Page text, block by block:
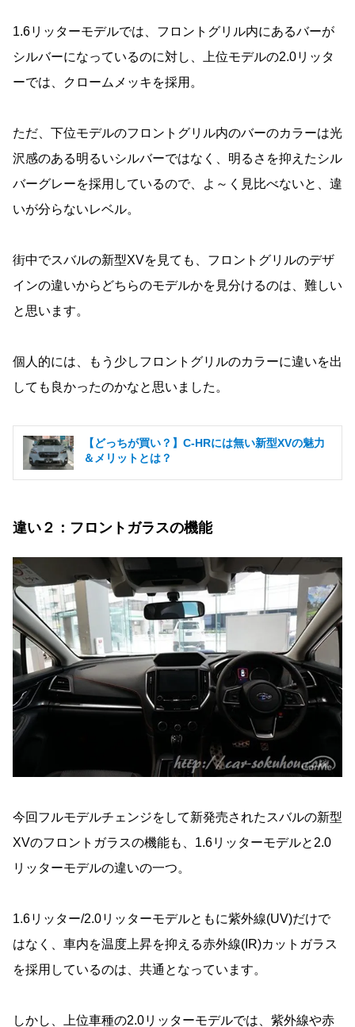
1.6リッターモデルでは、フロントグリル内にあるバーが
シルバーになっているのに対し、上位モデルの2.0リッタ
ーでは、クロームメッキを採用。
ただ、下位モデルのフロントグリル内のバーのカラーは光
沢感のある明るいシルバーではなく、明るさを抑えたシル
バーグレーを採用しているので、よ～く見比べないと、違
いが分らないレベル。
街中でスバルの新型XVを見ても、フロントグリルのデザ
インの違いからどちらのモデルかを見分けるのは、難しい
と思います。
個人的には、もう少しフロントグリルのカラーに違いを出
しても良かったのかなと思いました。
【どっちが買い？】C-HRには無い新型XVの魅力
＆メリットとは？
違い２：フロントガラスの機能
今回フルモデルチェンジをして新発売されたスバルの新型
XVのフロントガラスの機能も、1.6リッターモデルと2.0
リッターモデルの違いの一つ。
1.6リッター/2.0リッターモデルともに紫外線(UV)だけで
はなく、車内を温度上昇を抑える赤外線(IR)カットガラス
を採用しているのは、共通となっています。
しかし、上位車種の2.0リッターモデルでは、紫外線や赤